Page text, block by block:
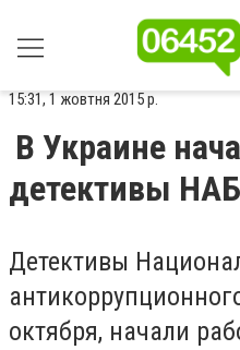
15:31, 1 жовтня 2015 р.
В Украине
детективы НАБ
Детективы
октября, начали